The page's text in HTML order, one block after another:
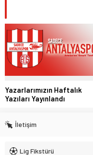
Yazarlarımızın Haftalık
Yazıları Yayınlandı
İletişim
Lig Fikstürü